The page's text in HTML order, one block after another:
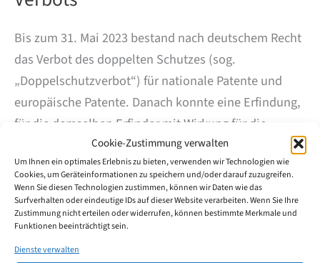
Cookie-Zustimmung verwalten
Um Ihnen ein optimales Erlebnis zu bieten, verwenden wir Technologien wie
Cookies, um Geräteinformationen zu speichern und/oder darauf zuzugreifen.
Wenn Sie diesen Technologien zustimmen, können wir Daten wie das
Surfverhalten oder eindeutige IDs auf dieser Website verarbeiten. Wenn Sie Ihre
Zustimmung nicht erteilen oder widerrufen, können bestimmte Merkmale und
Funktionen beeinträchtigt sein.
Dienste verwalten
Bis zum 31. Mai 2023 bestand nach deutschem Recht
das Verbot des doppelten Schutzes (sog.
„Doppelschutzverbot“) für nationale Patente und
europäische Patente. Danach konnte eine Erfindung,
für die demselben Erfinder mit Wirkung für die
Bundesrepublik Deutschland ein europäisches
Patent mit derselben Priorität und demselben
Umfang erteilt wurde, nicht zugleich durch ein
nationales Patent geschützt werden. Das nationale
Patent wurde wirkungslos, wenn dem Erfinder für
dieselbe Erfindung ein europäisches Patent erteilt